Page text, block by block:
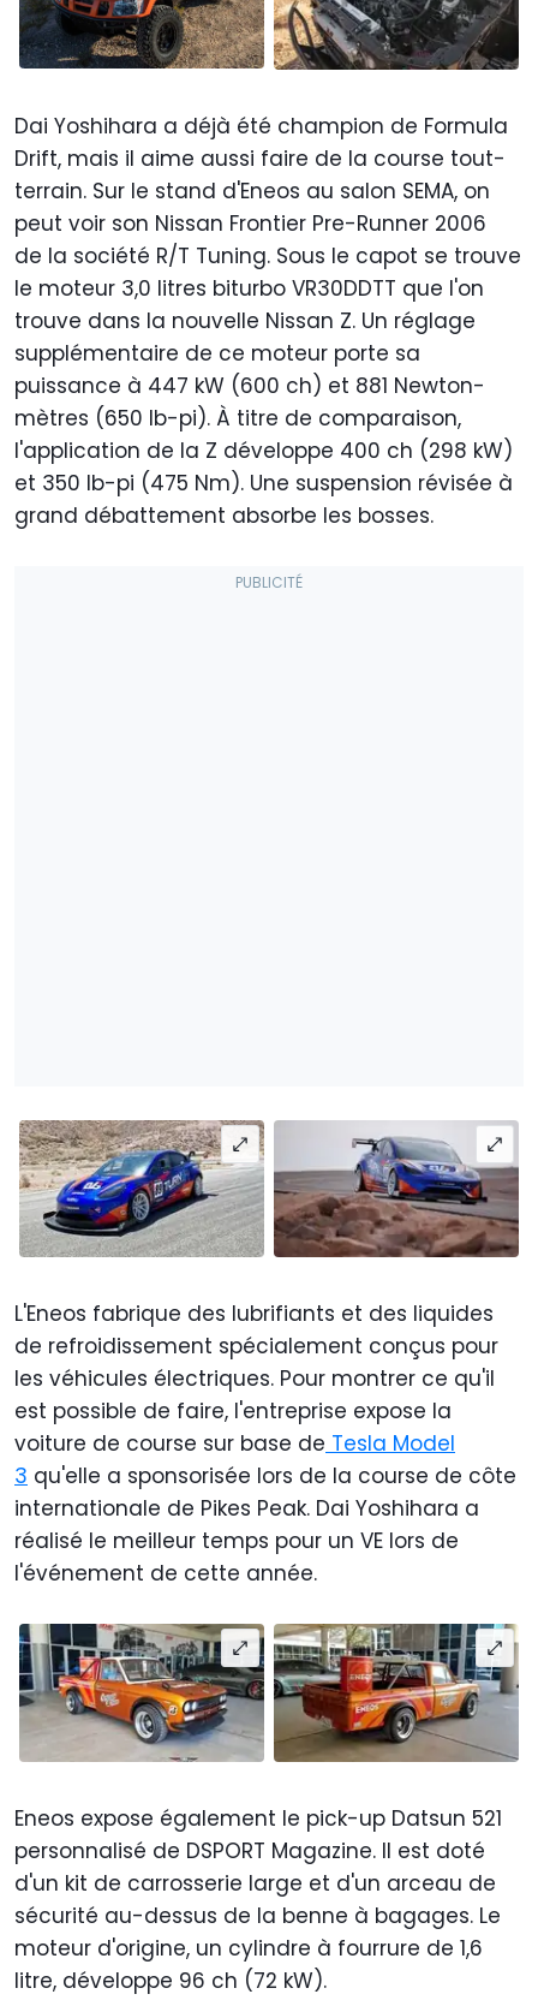
Dai Yoshihara a déjà été champion de Formula
Drift, mais il aime aussi faire de la course tout-
terrain. Sur le stand d'Eneos au salon SEMA, on
peut voir son Nissan Frontier Pre-Runner 2006
de la société R/T Tuning. Sous le capot se trouve
le moteur 3,0 litres biturbo VR30DDTT que l'on
trouve dans la nouvelle Nissan Z. Un réglage
supplémentaire de ce moteur porte sa
puissance à 447 kW (600 ch) et 881 Newton-
mètres (650 lb-pi). À titre de comparaison,
l'application de la Z développe 400 ch (298 kW)
et 350 lb-pi (475 Nm). Une suspension révisée à
grand débattement absorbe les bosses.
L'Eneos fabrique des lubrifiants et des liquides
de refroidissement spécialement conçus pour
les véhicules électriques. Pour montrer ce qu'il
est possible de faire, l'entreprise expose la
voiture de course sur base de Tesla Model
3 qu'elle a sponsorisée lors de la course de côte
internationale de Pikes Peak. Dai Yoshihara a
réalisé le meilleur temps pour un VE lors de
l'événement de cette année.
Eneos expose également le pick-up Datsun 521
personnalisé de DSPORT Magazine. Il est doté
d'un kit de carrosserie large et d'un arceau de
sécurité au-dessus de la benne à bagages. Le
moteur d'origine, un cylindre à fourrure de 1,6
litre, développe 96 ch (72 kW).